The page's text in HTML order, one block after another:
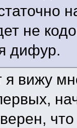
не
дифур.
я вижу